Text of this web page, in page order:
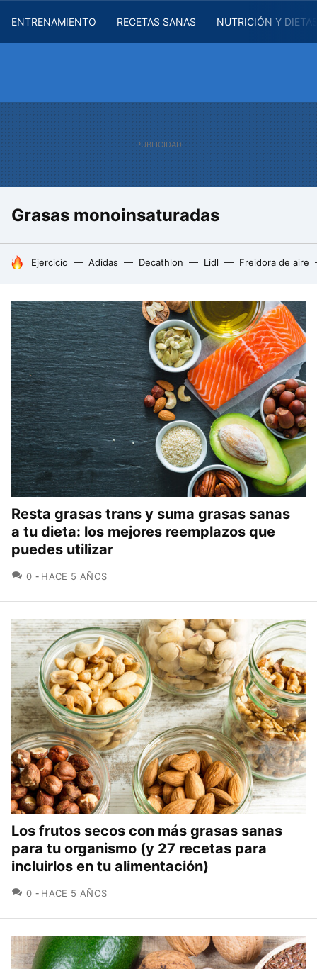
ENTRENAMIENTO RECETAS SANAS NUTRICIÓN Y
Grasas monoinsaturadas
HOY SE HABLA DE
Ejercicio Adidas Decathlon Lidl Freidora de aire
Resta grasas trans y suma grasas sanas
a tu dieta: los mejores reemplazos que
puedes utilizar
0 COMENTARIOS
HACE 5 AÑOS
Los frutos secos con más grasas sanas
para tu organismo (y 27 recetas para
incluirlos en tu alimentación)
0 COMENTARIOS
HACE 5 AÑOS